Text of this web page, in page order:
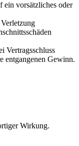
ein vorsätzliches oder
Vertragsschluss
entgangenen Gewinn.
Wirkung.